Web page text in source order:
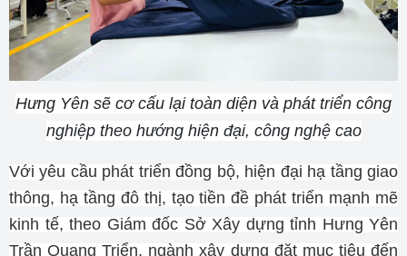
Hưng Yên sẽ cơ cấu lại toàn diện và phát triển công
nghiệp theo hướng hiện đại, công nghệ cao
Với yêu cầu phát triển đồng bộ, hiện đại hạ tầng giao
thông, hạ tầng đô thị, tạo tiền đề phát triển mạnh mẽ
kinh tế, theo Giám đốc Sở Xây dựng tỉnh Hưng Yên
Trần Quang Triển, ngành xây dựng đặt mục tiêu đến